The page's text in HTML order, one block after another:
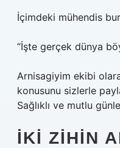
İçimdeki mühendis
“İşte gerçek dünya
Arnisagiyim ekibi
konusunu sizlerle
Sağlıklı ve mutlu
İKI ZIHIN